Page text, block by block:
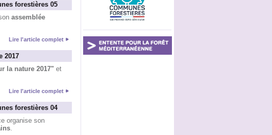
forestières 05
assemblée
Lire l'article complet
2017
la nature 2017"et
Lire l'article complet
forestières 04
organise son
.